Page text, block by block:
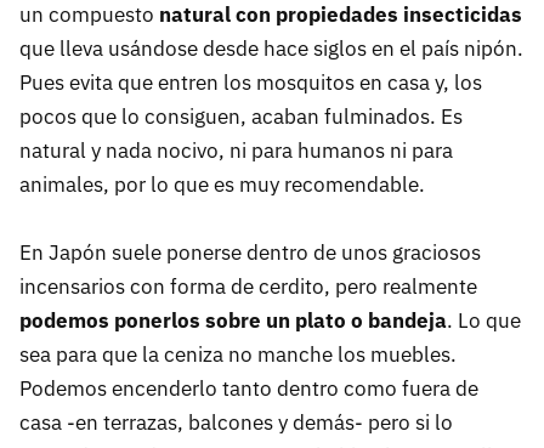
un compuesto natural con propiedades insecticidas
que lleva usándose desde hace siglos en el país nipón.
Pues evita que entren los mosquitos en casa y, los
pocos que lo consiguen, acaban fulminados. Es
natural y nada nocivo, ni para humanos ni para
animales, por lo que es muy recomendable.
En Japón suele ponerse dentro de unos graciosos
incensarios con forma de cerdito, pero realmente
podemos ponerlos sobre un plato o bandeja. Lo que
sea para que la ceniza no manche los muebles.
Podemos encenderlo tanto dentro como fuera de
casa -en terrazas, balcones y demás- pero si lo